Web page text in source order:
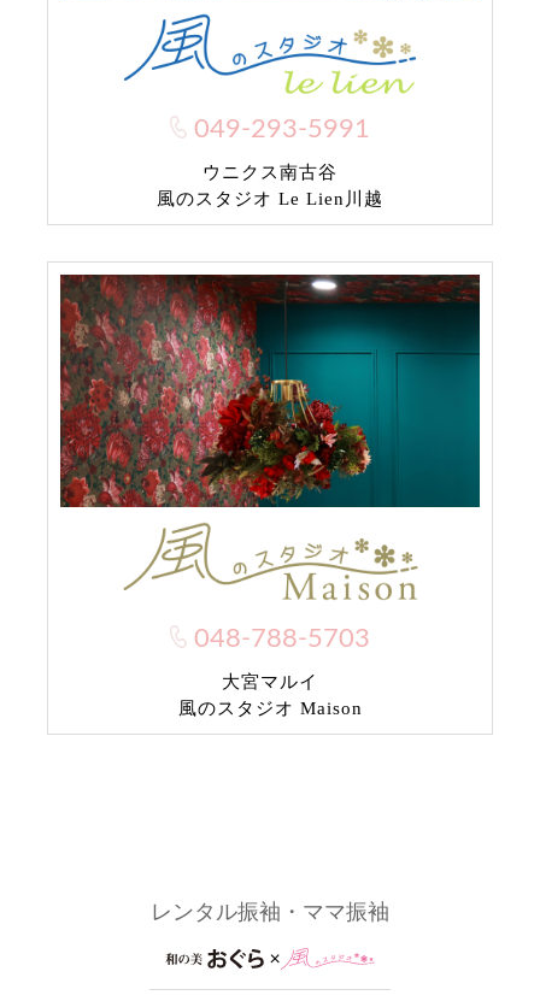
049-293-5991
ウニクス南古谷
風のスタジオ Le Lien川越
048-788-5703
大宮マルイ
風のスタジオ Maison
レンタル振袖・ママ振袖